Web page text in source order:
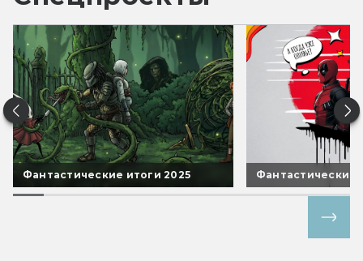
Фантастические итоги 2025 Фантастические